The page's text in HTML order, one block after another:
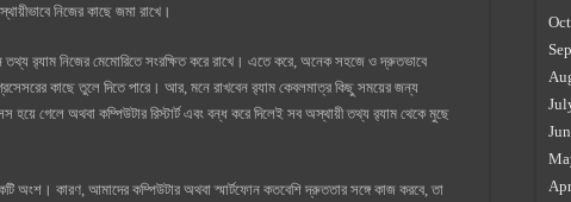
নিজের কাছে জমা রাখে।
তথ্য র‍্যাম নিজের মেমোরিতে সংরক্ষিত করে রাখে। এতে করে, অনেক সহজে ও দ্রুতভাবে
কাছে তুলে দিতে পারে। আর, মনে রাখবেন র‍্যাম কেবলমাত্র কিছু সময়ের জন্য
হয়ে গেলে অথবা কম্পিউটার রিস্টার্ট এবং বন্ধ করে দিলেই সব অস্থায়ী তথ্য র‍্যাম থেকে মুছে
অংশ। কারণ, আমাদের কম্পিউটার অথবা স্মার্টফোন কতবেশি দ্রুততার সঙ্গে কাজ করবে, তা